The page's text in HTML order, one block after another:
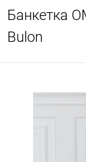
Банкетка
Bulon